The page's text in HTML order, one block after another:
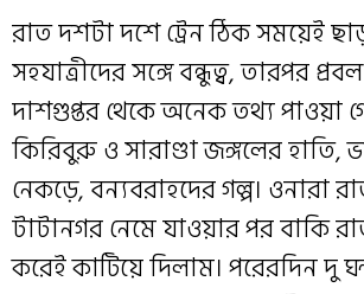
রাত দশটা দশে ট্রেন ঠিক সময়েই
সহযাত্রীদের সঙ্গে বন্ধুত্ব, তারপর
দাশগুপ্তর থেকে অনেক তথ্য পাওয়া
কিরিবুরু ও সারাণ্ডা জঙ্গলের হাতি,
নেকড়ে, বন্যবরাহদের গল্প। ওনারা
টাটানগর নেমে যাওয়ার পর বাকি
করেই কাটিয়ে দিলাম। পরেরদিন দু